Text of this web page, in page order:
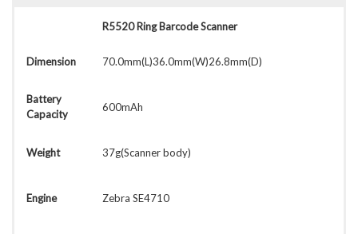
R5520 Ring Barcode Scanner
Dimension 70.0mm(L)36.0mm(W)26.8mm(D)
Battery
Capacity
600mAh
Weight 37g(Scanner body)
Engine Zebra SE4710